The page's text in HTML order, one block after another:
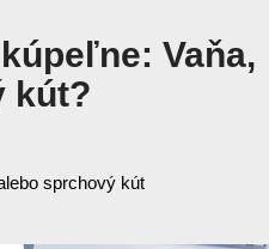
Vaňa,
kút?